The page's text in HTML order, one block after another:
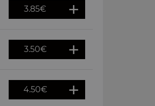
3.85€
3.50€
4.50€